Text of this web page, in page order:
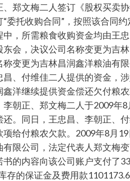
郑文梅二人签订《股权买卖
委托收购合同”，按照该合同
，所需粮食收购资金均由王
会，决议公司名称变更为吉
变更为吉林昌润鑫洋粮油有
、付维佳二人提供的资金，
洋继续提供资金偿还欠付粮
朝正、郑文梅二人于2009年
。同日，王忠昌、李朝正、
项给付粮农欠款。2009年8月
限公司，法定代表人郑文梅
的内容向该公司账户支付了
存的保证金及费用款